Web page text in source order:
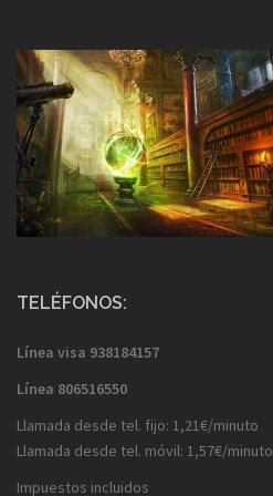
TELÉFONOS:
Línea visa 938184157
Línea 806516550
Llamada desde tel. fijo: 1,21€/minuto
Llamada desde tel. móvil: 1,57€/minuto
Impuestos incluidos